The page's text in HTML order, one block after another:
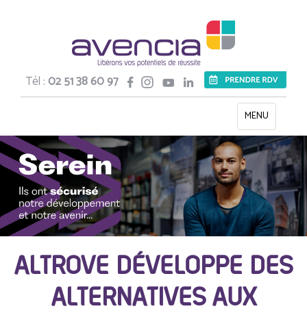
Tél :02 51 38 60 97
Toggle
navigation
MENU
ALTROVE DÉVELOPPE DES
ALTERNATIVES AUX